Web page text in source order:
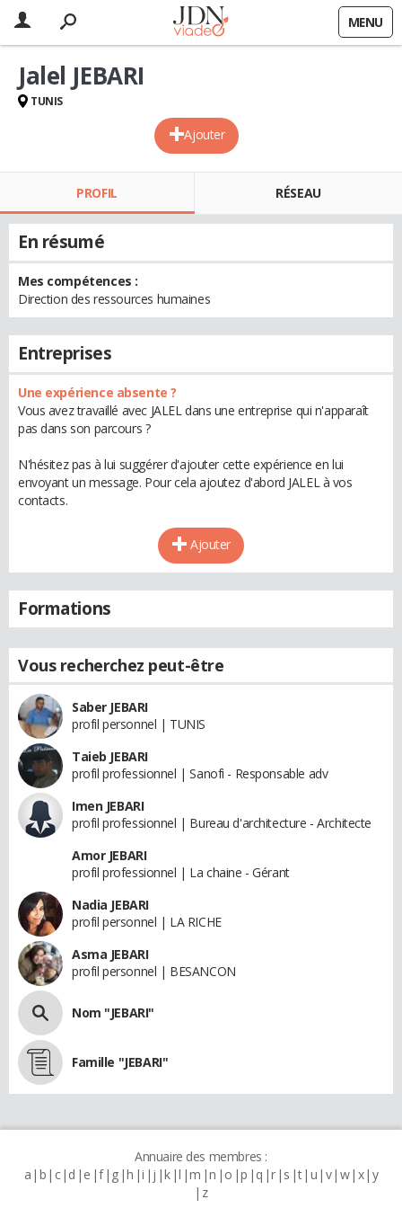
MENU
Ajouter
Jalel JEBARI
TUNIS
PROFIL RÉSEAU
En résumé
Mes compétences :
Direction des ressources humaines
Entreprises
Une expérience absente ?
Vous avez travaillé avec JALEL dans une entreprise qui n'apparaît
pas dans son parcours ?
N'hésitez pas à lui suggérer d'ajouter cette expérience en lui
envoyant un message. Pour cela ajoutez d'abord JALEL à vos
contacts.
Ajouter
Formations
Vous recherchez peut-être
Saber JEBARI
profil personnel | TUNIS
Taieb JEBARI
profil professionnel | Sanofi - Responsable adv
Imen JEBARI
profil professionnel | Bureau d'architecture - Architecte
Amor JEBARI
profil professionnel | La chaine - Gérant
Nadia JEBARI
profil personnel | LA RICHE
Asma JEBARI
profil personnel | BESANCON
Nom "JEBARI"
Famille "JEBARI"
Annuaire des membres :
a b c d e f g h i j k l m n o p q r s t u v w x y
z